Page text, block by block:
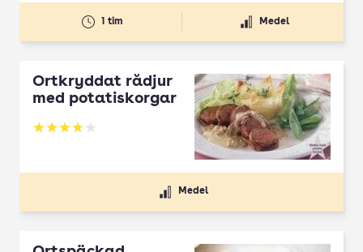
1 tim Medel
Örtkryddat rådjur
med potatiskorgar
Betyg: 3.83 av 5
Medel